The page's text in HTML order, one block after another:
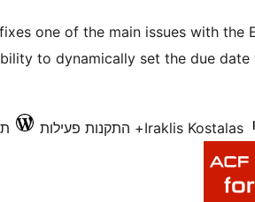
one of the main issues with the
to dynamically set the due date
Iraklis Kostalas